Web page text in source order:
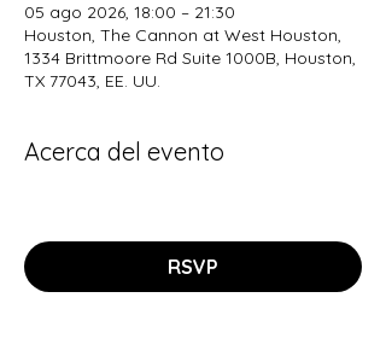
05 ago 2026, 18:00 – 21:30
Houston, The Cannon at West Houston,
1334 Brittmoore Rd Suite 1000B, Houston,
TX 77043, EE. UU.
Acerca del evento
RSVP